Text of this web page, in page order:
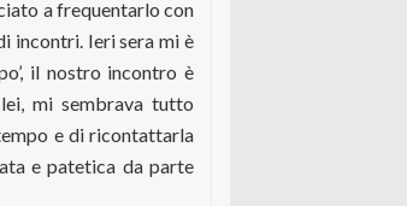
a frequentarlo con
incontri. Ieri sera mi è
il nostro incontro è
mi sembrava tutto
e di ricontattarla
e patetica da parte